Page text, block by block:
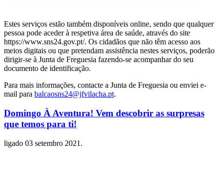
Estes serviços estão também disponíveis online, sendo que qualquer
pessoa pode aceder à respetiva área de saúde, através do site
https://www.sns24.gov.pt/. Os cidadãos que não têm acesso aos
meios digitais ou que pretendam assistência nestes serviços, poderão
dirigir-se à Junta de Freguesia fazendo-se acompanhar do seu
documento de identificação.
Para mais informações, contacte a Junta de Freguesia ou enviei e-
mail para balcaosns24@jfvilacha.pt.
Domingo À Aventura! Vem descobrir as surpresas
que temos para ti!
ligado 03 setembro 2021 .